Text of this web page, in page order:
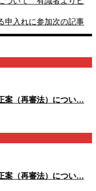
申入れに参加次の記事
案（再審法）につい…
案（再審法）につい…